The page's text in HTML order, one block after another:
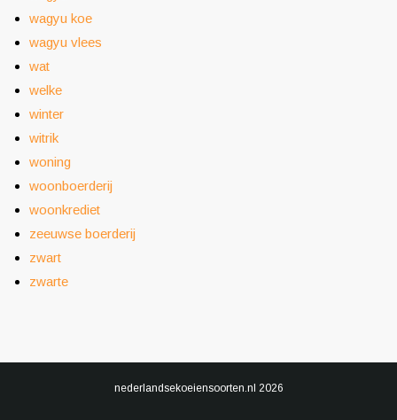
wagyu koe
wagyu vlees
wat
welke
winter
witrik
woning
woonboerderij
woonkrediet
zeeuwse boerderij
zwart
zwarte
nederlandsekoeiensoorten.nl 2026